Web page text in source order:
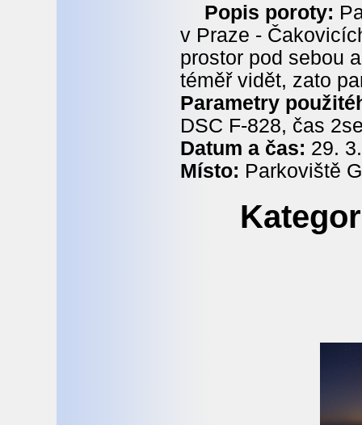
Popis poroty:
v Praze -
prostor pod sebou
téměř vidět, zato
Parametry
DSC F-828, čas
Datum a čas: 29.
Místo: Parkoviště